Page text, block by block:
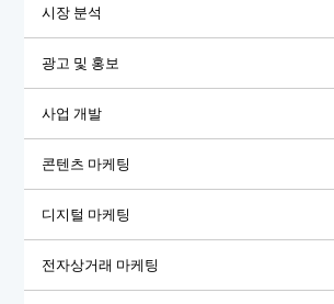
시장 분석
광고 및 홍보
사업 개발
콘텐츠 마케팅
디지털 마케팅
전자상거래 마케팅